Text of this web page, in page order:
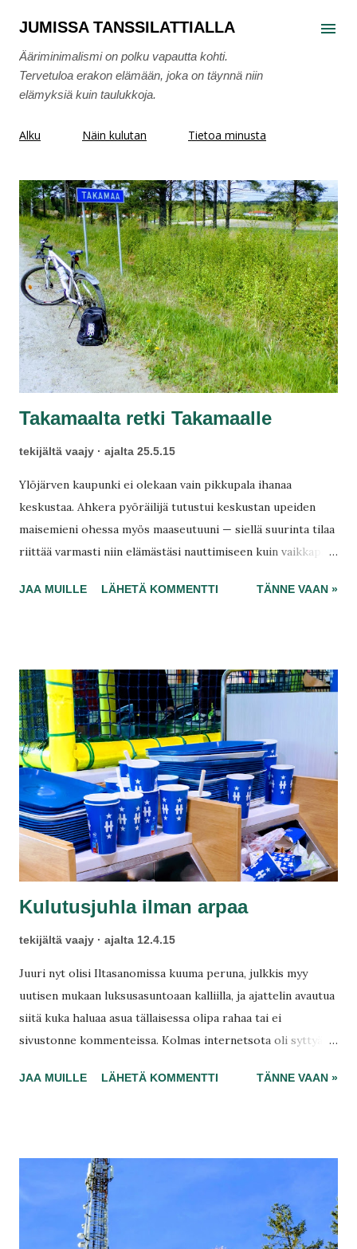
Siirry pääsisältöön
JUMISSA TANSSILATTIALLA
Ääriminimalismi on polku vapautta kohti.
Tervetuloa erakon elämään, joka on täynnä niin
elämyksiä kuin taulukkoja.
Alku Näin kulutan Tietoa minusta
Takamaalta retki Takamaalle
tekijältä vaajy ajalta 25.5.15
Ylöjärven kaupunki ei olekaan vain pikkupala ihanaa
keskustaa. Ahkera pyöräilijä tutustui keskustan upeiden
maisemieni ohessa myös maaseutuuni — siellä suurinta tilaa
riittää varmasti niin elämästäsi nauttimiseen kuin vaikkapa
uimarannallani. Eikä tässä vielä kaikki, metsän läpi kulkee
JAA MUILLE LÄHETÄ KOMMENTTI TÄNNE VAAN »
Kulutusjuhla ilman arpaa
tekijältä vaajy ajalta 12.4.15
Juuri nyt olisi Iltasanomissa kuuma peruna, julkkis myy
uutisen mukaan luksusasuntoaan kalliilla, ja ajattelin avautua
siitä kuka haluaa asua tällaisessa olipa rahaa tai ei
sivustonne kommenteissa. Kolmas internetsota oli syttyä
ole mielestäni köyhä, vaikka luksusasuntoa minulla ei
JAA MUILLE LÄHETÄ KOMMENTTI TÄNNE VAAN »